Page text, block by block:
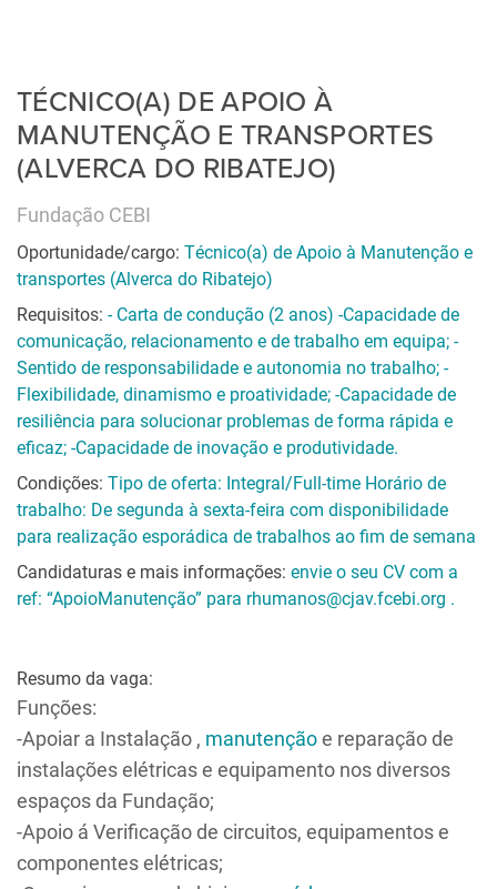
TÉCNICO(A) DE APOIO À
MANUTENÇÃO E TRANSPORTES
(ALVERCA DO RIBATEJO)
Fundação CEBI
Oportunidade/cargo: Técnico(a) de Apoio à Manutenção e
transportes (Alverca do Ribatejo)
Requisitos: - Carta de condução (2 anos) -Capacidade de
comunicação, relacionamento e de trabalho em equipa; -
Sentido de responsabilidade e autonomia no trabalho; -
Flexibilidade, dinamismo e proatividade; -Capacidade de
resiliência para solucionar problemas de forma rápida e
eficaz; -Capacidade de inovação e produtividade.
Condições: Tipo de oferta: Integral/Full-time Horário de
trabalho: De segunda à sexta-feira com disponibilidade
para realização esporádica de trabalhos ao fim de semana
Candidaturas e mais informações: envie o seu CV com a
ref: “ApoioManutenção” para rhumanos@cjav.fcebi.org .
Resumo da vaga:
Funções:
-Apoiar a Instalação , manutençãoe reparação de
instalações elétricas e equipamento nos diversos
espaços da Fundação;
-Apoio á Verificação de circuitos, equipamentos e
componentes elétricas;